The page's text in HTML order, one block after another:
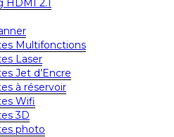
HDMI 2.1
Multifonctions
Laser
Jet d’Encre
à réservoir
Wifi
3D
photo